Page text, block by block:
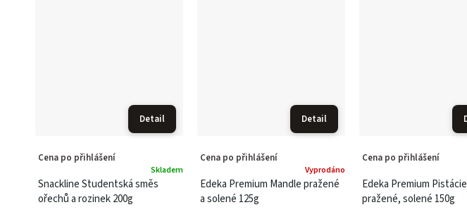
Detail
Snackline Studentská směs
ořechů a rozinek 200g
Skladem
Cena po přihlášení
Detail
Edeka Premium Mandle pražené
a solené 125g
Vyprodáno
Cena po přihlášení
Edeka Premium Pistácie
pražené, solené 150g
Cena po přihlášení